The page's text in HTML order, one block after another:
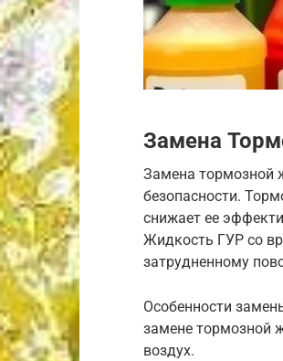
Замена
Замена тормозной
безопасности.
снижает ее
Жидкость ГУР со
затрудненному
Особенности
замене тормозной
воздух.